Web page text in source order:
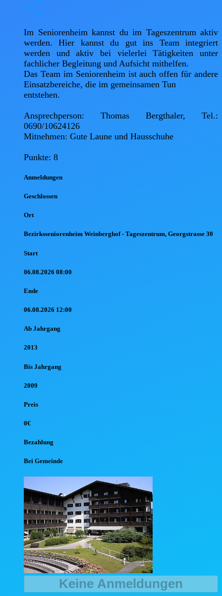
Im Seniorenheim kannst du im Tageszentrum aktiv
werden. Hier kannst du gut ins Team integriert
werden und aktiv bei vielerlei Tätigkeiten unter
fachlicher Begleitung und Aufsicht mithelfen.
Das Team im Seniorenheim ist auch offen für andere
Einsatzbereiche, die im gemeinsamen Tun
entstehen.
Ansprechperson: Thomas Bergthaler, Tel.:
0690/10624126
Mitnehmen: Gute Laune und Hausschuhe
Punkte: 8
Anmeldungen
Geschlossen
Ort
Bezirksseniorenheim Weinberghof - Tageszentrum, Georgstrasse 30
Start
06.08.2026 08:00
Ende
06.08.2026 12:00
Ab Jahrgang
2013
Bis Jahrgang
2009
Preis
0€
Bezahlung
Bei Gemeinde
Keine Anmeldungen